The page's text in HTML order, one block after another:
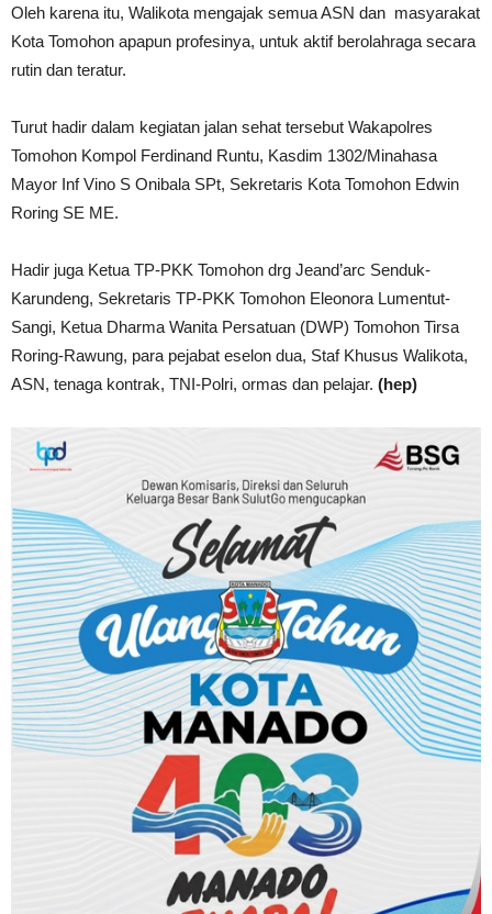
Oleh karena itu, Walikota mengajak semua ASN dan masyarakat
Kota Tomohon apapun profesinya, untuk aktif berolahraga secara
rutin dan teratur.
Turut hadir dalam kegiatan jalan sehat tersebut Wakapolres
Tomohon Kompol Ferdinand Runtu, Kasdim 1302/Minahasa
Mayor Inf Vino S Onibala SPt, Sekretaris Kota Tomohon Edwin
Roring SE ME.
Hadir juga Ketua TP-PKK Tomohon drg Jeand’arc Senduk-
Karundeng, Sekretaris TP-PKK Tomohon Eleonora Lumentut-
Sangi, Ketua Dharma Wanita Persatuan (DWP) Tomohon Tirsa
Roring-Rawung, para pejabat eselon dua, Staf Khusus Walikota,
ASN, tenaga kontrak, TNI-Polri, ormas dan pelajar. (hep)